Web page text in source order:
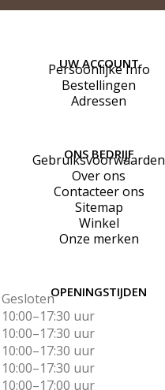
UW ACCOUNT
Persoonlijke Info
Bestellingen
Adressen
ONS BEDRIJF
Gebruiksvoorwaarden
Over ons
Contacteer ons
Sitemap
Winkel
Onze merken
OPENINGSTIJDEN
Gesloten
10:00–17:30 uur
10:00–17:30 uur
10:00–17:30 uur
10:00–17:30 uur
10:00–17:00 uur